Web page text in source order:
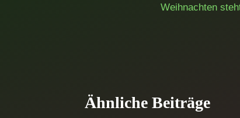
Weihnachten
Ähnliche Beiträge